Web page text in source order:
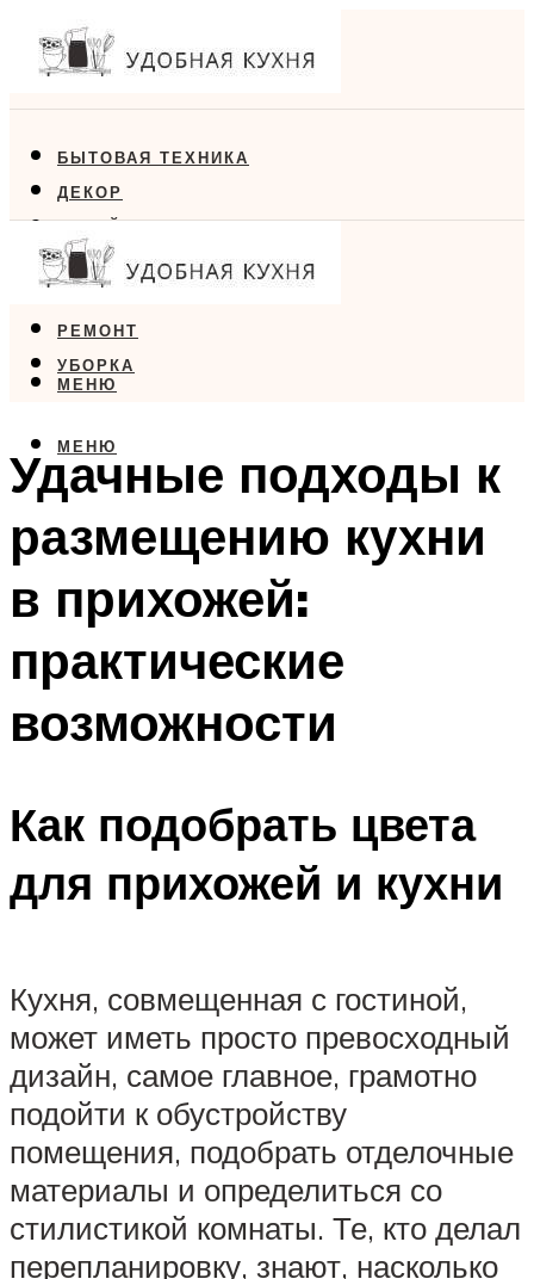
БЫТОВАЯ ТЕХНИКА
ДЕКОР
ДИЗАЙН
ЕДА
РЕМОНТ
УБОРКА
МЕНЮ
МЕНЮ
Удачные подходы к
размещению кухни
в прихожей:
практические
возможности
Как подобрать цвета
для прихожей и кухни
Кухня, совмещенная с гостиной,
может иметь просто превосходный
дизайн, самое главное, грамотно
подойти к обустройству
помещения, подобрать отделочные
материалы и определиться со
стилистикой комнаты. Те, кто делал
перепланировку, знают, насколько